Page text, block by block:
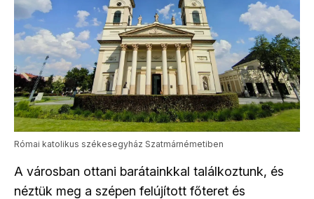
Római katolikus székesegyház Szatmárnémetiben
A városban ottani barátainkkal találkoztunk, és
néztük meg a szépen felújított főteret és